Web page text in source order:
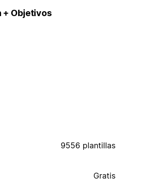
+ Objetivos
9556 plantillas
Gratis